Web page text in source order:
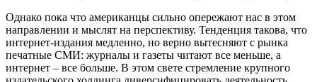
Однако пока что американцы сильно опережают нас в этом
направлении и мыслят на перспективу. Тенденция такова, что
интернет-издания медленно, но верно вытесняют с рынка
печатные СМИ: журналы и газеты читают все меньше, а
интернет – все больше. В этом свете стремление крупного